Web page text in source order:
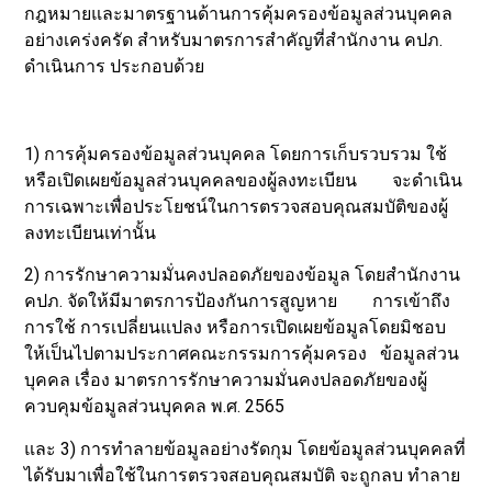
กฎหมายและมาตรฐานด้านการคุ้มครองข้อมูลส่วนบุคคล
อย่างเคร่งครัด สำหรับมาตรการสำคัญที่สำนักงาน คปภ.
ดำเนินการ ประกอบด้วย
1) การคุ้มครองข้อมูลส่วนบุคคล โดยการเก็บรวบรวม ใช้
หรือเปิดเผยข้อมูลส่วนบุคคลของผู้ลงทะเบียน จะดำเนิน
การเฉพาะเพื่อประโยชน์ในการตรวจสอบคุณสมบัติของผู้
ลงทะเบียนเท่านั้น
2) การรักษาความมั่นคงปลอดภัยของข้อมูล โดยสำนักงาน
คปภ. จัดให้มีมาตรการป้องกันการสูญหาย การเข้าถึง
การใช้ การเปลี่ยนแปลง หรือการเปิดเผยข้อมูลโดยมิชอบ
ให้เป็นไปตามประกาศคณะกรรมการคุ้มครอง ข้อมูลส่วน
บุคคล เรื่อง มาตรการรักษาความมั่นคงปลอดภัยของผู้
ควบคุมข้อมูลส่วนบุคคล พ.ศ. 2565
และ 3) การทำลายข้อมูลอย่างรัดกุม โดยข้อมูลส่วนบุคคลที่
ได้รับมาเพื่อใช้ในการตรวจสอบคุณสมบัติ จะถูกลบ ทำลาย